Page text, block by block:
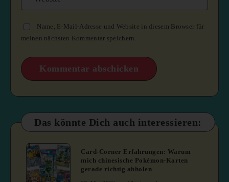
Name, E-Mail-Adresse und Website in diesem Browser für
meinen nächsten Kommentar speichern.
Das könnte Dich auch interessieren:
1
Card-Corner Erfahrungen: Warum
mich chinesische Pokémon-Karten
gerade richtig abholen